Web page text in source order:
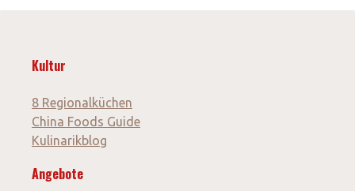
Kultur
8 Regionalküchen
China Foods Guide
Kulinarikblog
Angebote